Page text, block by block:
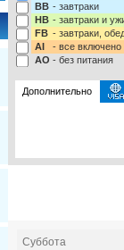
BB - завтраки
HB - завтраки и
FB - завтраки,
AI
- все включено
AO - без питания
Дополнительно
Суббота